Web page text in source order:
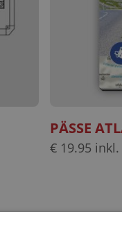
PÄSSE
€ 19.95 inkl.